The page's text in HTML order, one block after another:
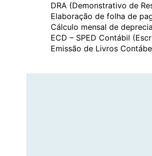
DRA (Demonstrativo de
Elaboração de folha de
Cálculo mensal de
ECD – SPED Contábil
Emissão de Livros